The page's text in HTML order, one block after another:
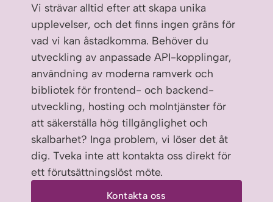
Vi strävar alltid efter att skapa unika
upplevelser, och det finns ingen gräns för
vad vi kan åstadkomma. Behöver du
utveckling av anpassade API-kopplingar,
användning av moderna ramverk och
bibliotek för frontend- och backend-
utveckling, hosting och molntjänster för
att säkerställa hög tillgänglighet och
skalbarhet? Inga problem, vi löser det åt
dig. Tveka inte att kontakta oss direkt för
ett förutsättningslöst möte.
Kontakta oss